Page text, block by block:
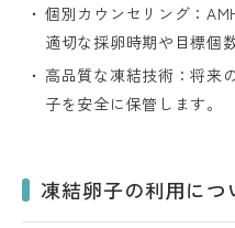
個別カウンセリング：
適切な採卵時期や目標個
高品質な凍結技術：将来
子を安全に保管します。
凍結卵子の利用につ